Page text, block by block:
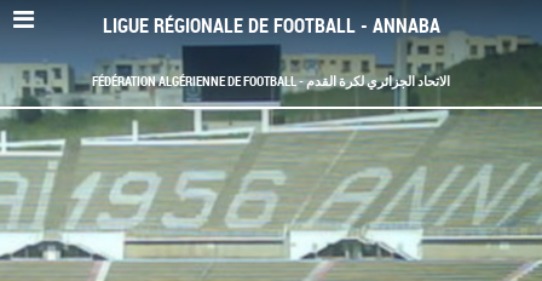
LIGUE RÉGIONALE DE FOOTBALL - ANNABA
FÉDÉRATION ALGÉRIENNE DE FOOTBALL - الاتحاد الجزائري لكرة القدم